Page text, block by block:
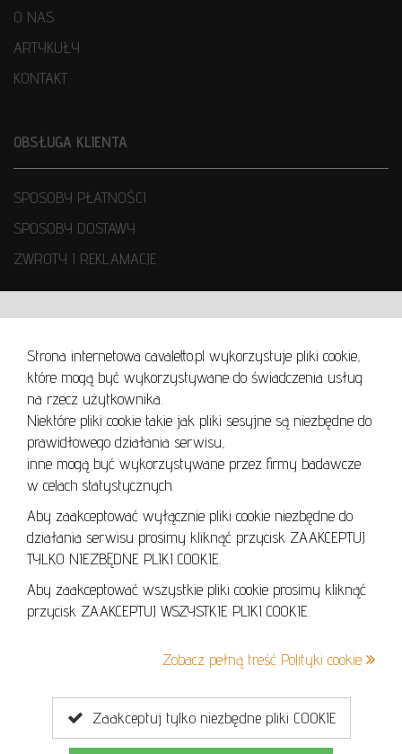
Strona internetowa cavaletto.pl wykorzystuje pliki cookie,
które mogą być wykorzystywane do świadczenia usług
na rzecz użytkownika.
Niektóre pliki cookie takie jak pliki sesyjne są niezbędne do
prawidłowego działania serwisu,
inne mogą być wykorzystywane przez firmy badawcze
w celach statystycznych.
Aby zaakceptować wyłącznie pliki cookie niezbędne do
działania serwisu prosimy kliknąć przycisk ZAAKCEPTUJ
TYLKO NIEZBĘDNE PLIKI COOKIE.
Aby zaakceptować wszystkie pliki cookie prosimy kliknąć
przycisk ZAAKCEPTUJ WSZYSTKIE PLIKI COOKIE.
Zobacz pełną treść Polityki cookie
Zaakceptuj tylko niezbędne pliki COOKIE
O NAS
ARTYKUŁY
KONTAKT
OBSŁUGA KLIENTA
SPOSOBY PŁATNOŚCI
SPOSOBY DOSTAWY
ZWROTY I REKLAMACJE
REGULAMIN
REGULAMIN AUKCJI
POLITYKA PRYWATNOŚCI
POLITYKA COOKIES
+48 605 240 157